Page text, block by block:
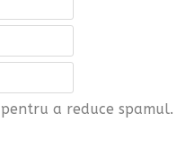
a reduce spamul.